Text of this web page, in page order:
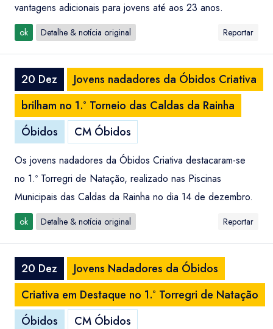
vantagens adicionais para jovens até aos 23 anos.
ok Detalhe & notícia original Reportar
20 Dez
Jovens nadadores da Óbidos Criativa
brilham no 1.º Torneio das Caldas da Rainha
Óbidos
CM Óbidos
Os jovens nadadores da Óbidos Criativa destacaram-se
no 1.º Torregri de Natação, realizado nas Piscinas
Municipais das Caldas da Rainha no dia 14 de dezembro.
ok Detalhe & notícia original Reportar
20 Dez
Jovens Nadadores da Óbidos
Criativa em Destaque no 1.º Torregri de Natação
Óbidos
CM Óbidos